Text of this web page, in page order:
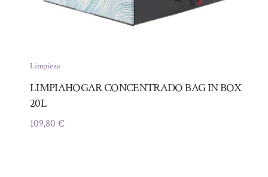
Limpieza
LIMPIAHOGAR CONCENTRADO BAG IN BOX
20L
109,80 €